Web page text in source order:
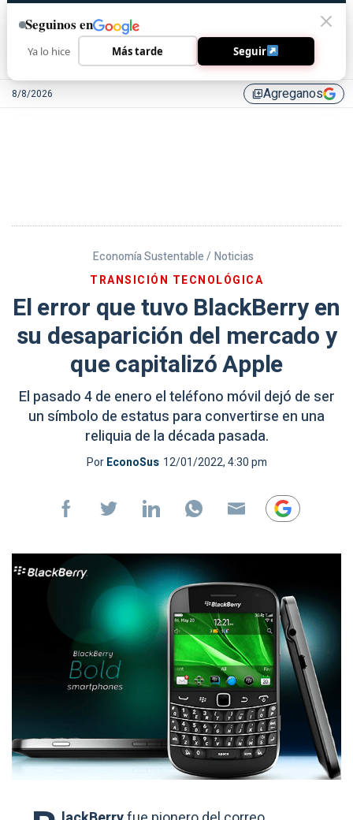
8/8/2026 library_addAgreganos
Economía Sustentable / Noticias
TRANSICIÓN TECNOLÓGICA
El error que tuvo BlackBerry en
su desaparición del mercado y
que capitalizó Apple
El pasado 4 de enero el teléfono móvil dejó de ser
un símbolo de estatus para convertirse en una
reliquia de la década pasada.
PorEconoSus 12/01/2022, 4:30 pm
Seguinos en
Ya lo hice Más tarde Seguir